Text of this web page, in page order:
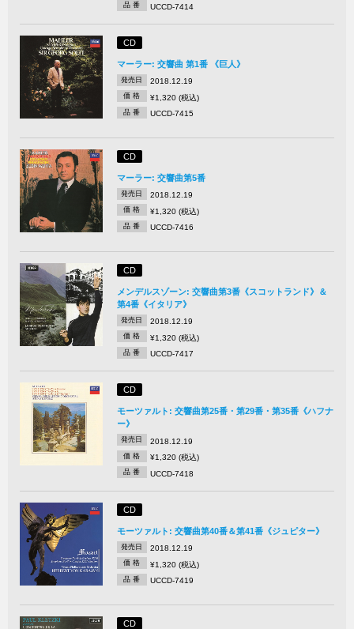
品 番 UCCD-7414
CD
マーラー: 交響曲 第1番 《巨人》
発売日 2018.12.19
価 格 ¥1,320 (税込)
品 番 UCCD-7415
CD
マーラー: 交響曲第5番
発売日 2018.12.19
価 格 ¥1,320 (税込)
品 番 UCCD-7416
CD
メンデルスゾーン: 交響曲第3番《スコットランド》＆
第4番《イタリア》
発売日 2018.12.19
価 格 ¥1,320 (税込)
品 番 UCCD-7417
CD
モーツァルト: 交響曲第25番・第29番・第35番《ハフナ
ー》
発売日 2018.12.19
価 格 ¥1,320 (税込)
品 番 UCCD-7418
CD
モーツァルト: 交響曲第40番＆第41番《ジュピター》
発売日 2018.12.19
価 格 ¥1,320 (税込)
品 番 UCCD-7419
CD